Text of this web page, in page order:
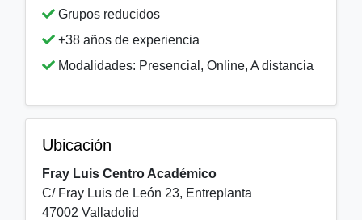
Grupos reducidos
+38 años de experiencia
Modalidades: Presencial, Online, A distancia
Ubicación
Fray Luis Centro Académico
C/ Fray Luis de León 23, Entreplanta
47002 Valladolid